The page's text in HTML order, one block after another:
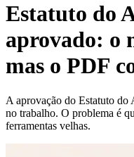
Estatuto do
aprovado: o
mas o PDF
A aprovação do Estatuto do
no trabalho. O problema é
ferramentas velhas.